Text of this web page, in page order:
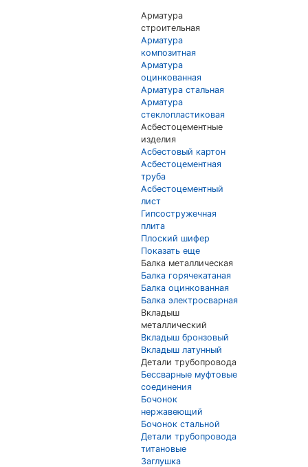
Арматура
строительная
Арматура
композитная
Арматура
оцинкованная
Арматура стальная
Арматура
стеклопластиковая
Асбестоцементные
изделия
Асбестовый картон
Асбестоцементная
труба
Асбестоцементный
лист
Гипсостружечная
плита
Плоский шифер
Показать еще
Балка металлическая
Балка горячекатаная
Балка оцинкованная
Балка электросварная
Вкладыш
металлический
Вкладыш бронзовый
Вкладыш латунный
Детали трубопровода
Бессварные муфтовые
соединения
Бочонок
нержавеющий
Бочонок стальной
Детали трубопровода
титановые
Заглушка